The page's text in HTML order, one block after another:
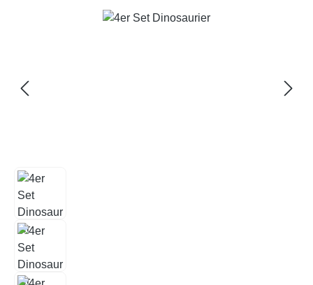
Bildergalerie überspringen